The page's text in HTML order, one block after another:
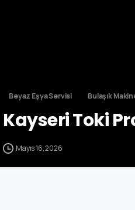
Beyaz Eşya Servisi Bulaşık
Kayseri Toki
Mayıs 16, 2026